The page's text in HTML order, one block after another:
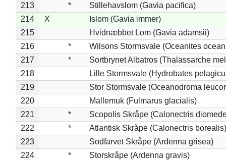
213
*
Stillehavslom (Gavia pacifica)
214
X
Islom (Gavia immer)
215
Hvidnæbbet Lom (Gavia adamsii)
216
*
Wilsons Stormsvale (Oceanites
217
*
Sortbrynet Albatros (Thalassarche
218
Lille Stormsvale (Hydrobates
219
Stor Stormsvale (Oceanodroma
220
Mallemuk (Fulmarus glacialis)
221
*
Scopolis Skråpe (Calonectris
222
*
Atlantisk Skråpe (Calonectris borealis)
223
Sodfarvet Skråpe (Ardenna grisea)
224
*
Storskråpe (Ardenna gravis)